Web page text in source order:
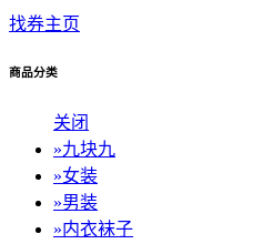
找券主页
商品分类
关闭
»九块九
»女装
»男装
»内衣袜子